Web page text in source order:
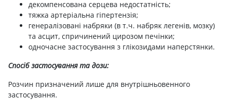
декомпенсована серцева недостатність;
тяжка артеріальна гіпертензія;
генералізовані набряки (в т.ч. набряк легенів, мозку)
та асцит, спричинений цирозом печінки;
одночасне застосування з глікозидами наперстянки.
Спосіб застосування та дози:
Розчин призначений лише для внутрішньовенного
застосування.